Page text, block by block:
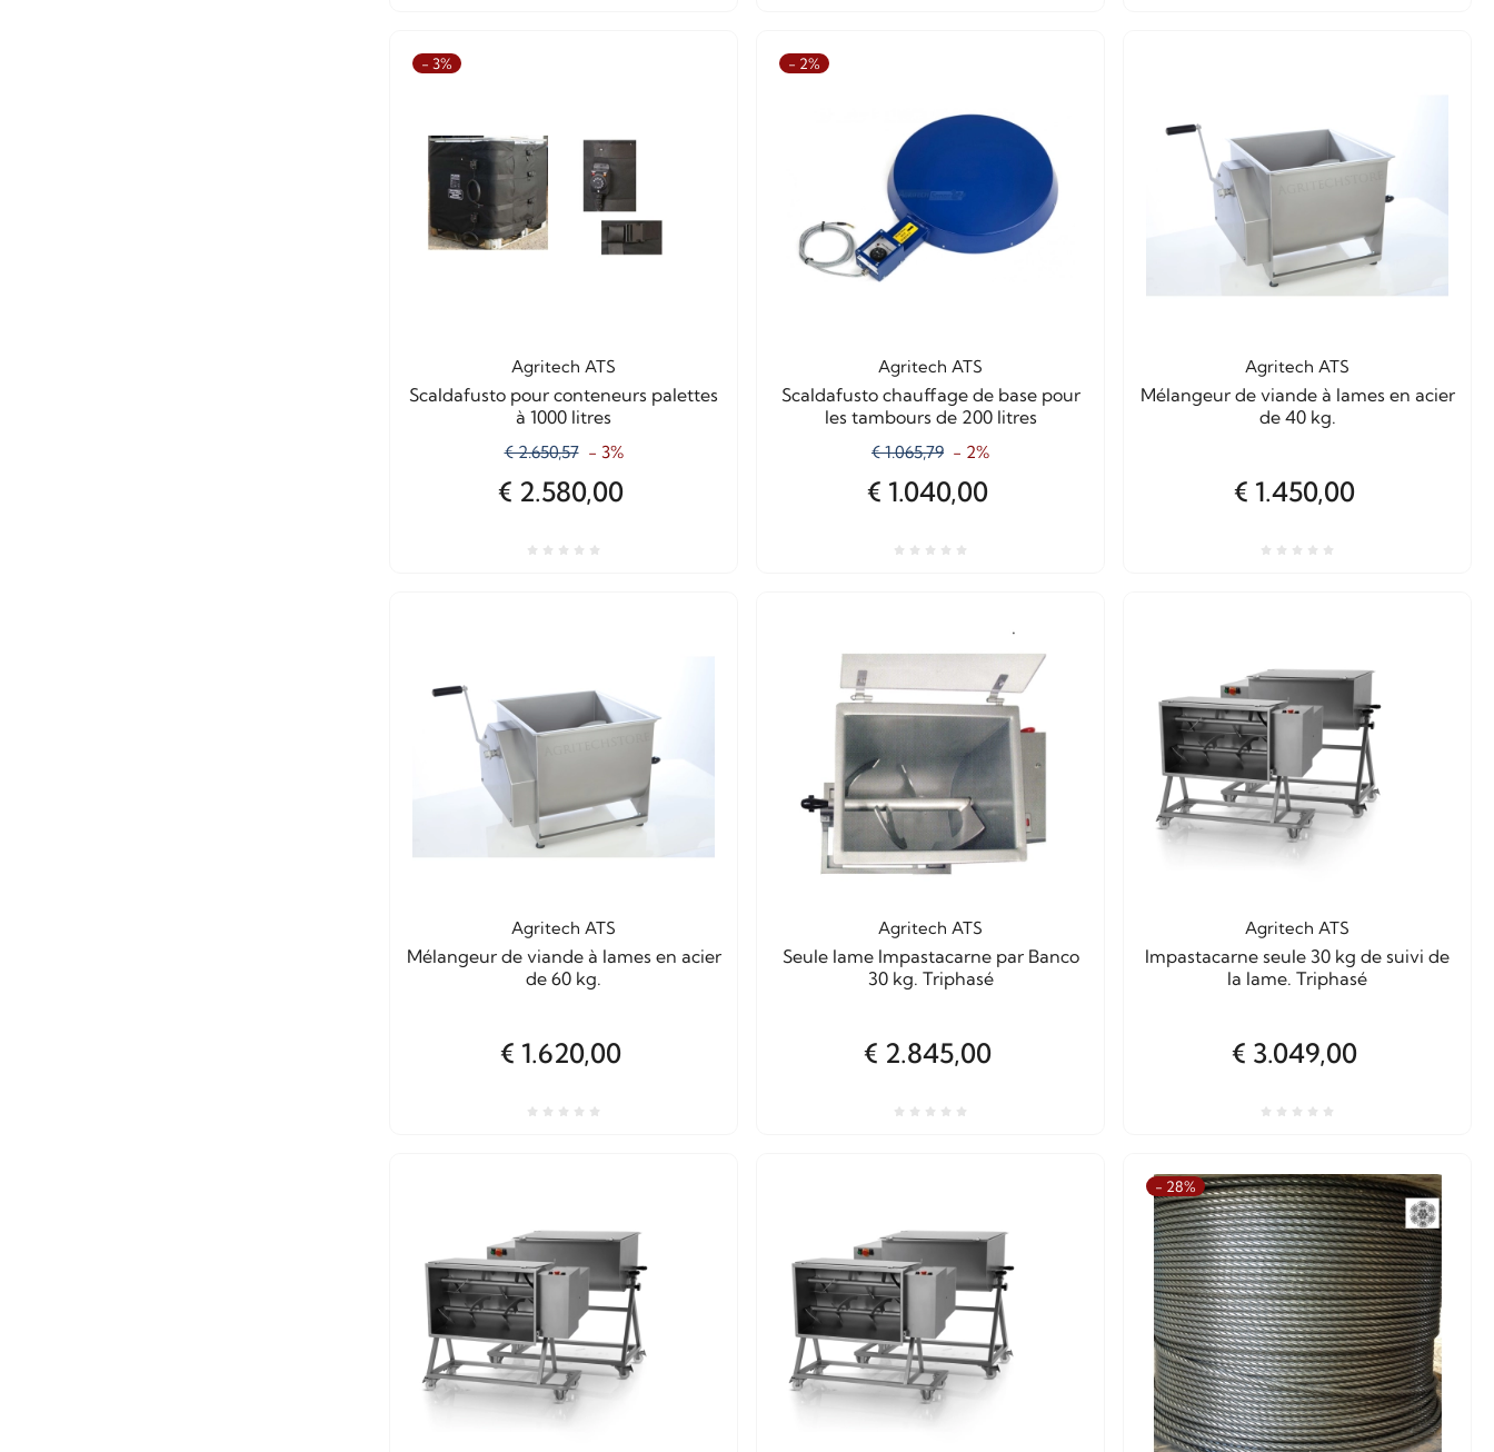
- 3%
Agritech ATS
Scaldafusto pour conteneurs palettes
à 1000 litres
€ 2.650,57 - 3%
€ 2.580,00
- 2%
Agritech ATS
Scaldafusto chauffage de base pour
les tambours de 200 litres
€ 1.065,79 - 2%
€ 1.040,00
Agritech ATS
Mélangeur de viande à lames en acier
de 40 kg.
€ 1.450,00
Agritech ATS
Mélangeur de viande à lames en acier
de 60 kg.
€ 1.620,00
Agritech ATS
Seule lame Impastacarne par Banco
30 kg. Triphasé
€ 2.845,00
Agritech ATS
Impastacarne seule 30 kg de suivi de
la lame. Triphasé
€ 3.049,00
- 28%